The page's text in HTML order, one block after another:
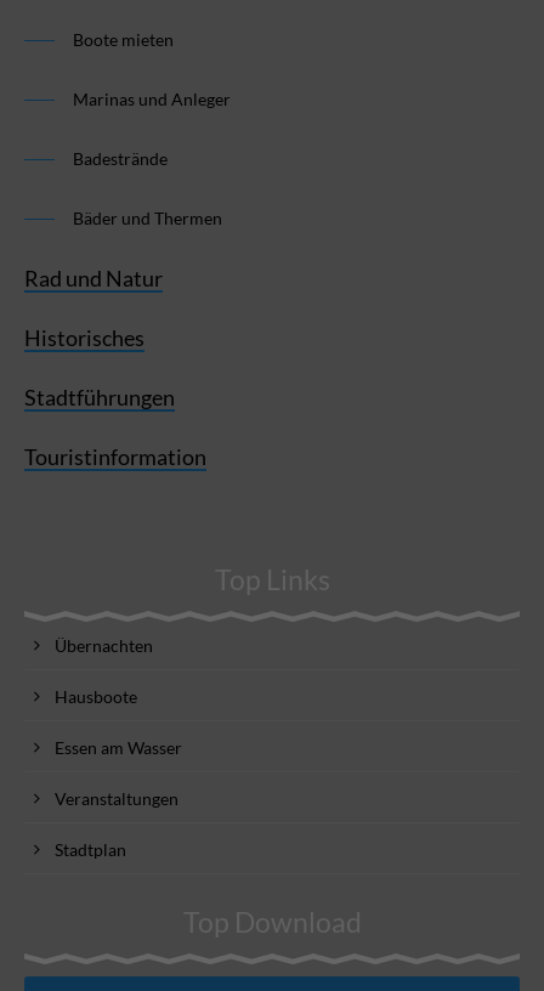
Boote mieten
Marinas und Anleger
Badestrände
Bäder und Thermen
Rad und Natur
Historisches
Stadtführungen
Touristinformation
Top Links
Übernachten
Hausboote
Essen am Wasser
Veranstaltungen
Stadtplan
Top Download